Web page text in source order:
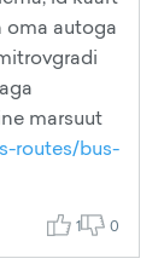
oma autoga
marsuut
routes/bus-
1 0